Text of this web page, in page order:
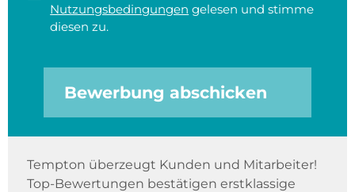
Nutzungsbedingungen gelesen und stimme
diesen zu.
Bewerbung abschicken
Tempton überzeugt Kunden und Mitarbeiter!
Top-Bewertungen bestätigen erstklassige